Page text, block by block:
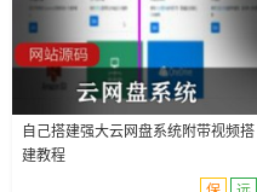
自己搭建强大云网盘系统附带视频搭
建教程